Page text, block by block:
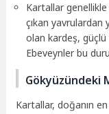
Kartallar
çıkan yavrulardan
olan kardeş, güçlü
Ebeveynler bu
Gökyüzündeki
Kartallar, doğanın